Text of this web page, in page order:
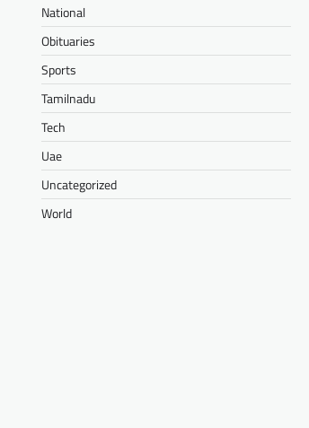
National
Obituaries
Sports
Tamilnadu
Tech
Uae
Uncategorized
World